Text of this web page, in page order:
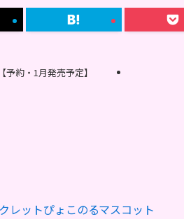
約・1月発売予定】
レットぴょこのるマスコット